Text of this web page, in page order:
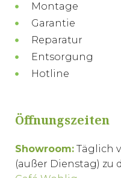
Montage
Garantie
Reparatur
Entsorgung
Hotline
Öffnungszeiten
Showroom: Täglich
(außer Dienstag) zu